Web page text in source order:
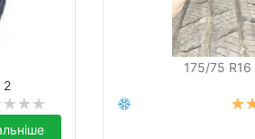
2
175/75 R16